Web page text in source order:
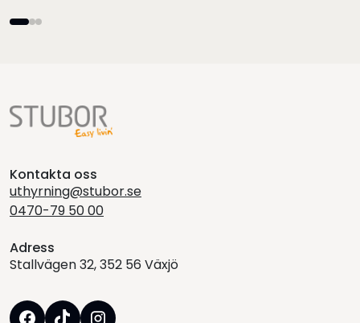
Kontakta oss
uthyrning@stubor.se
0470-79 50 00
Adress
Stallvägen 32, 352 56 Växjö